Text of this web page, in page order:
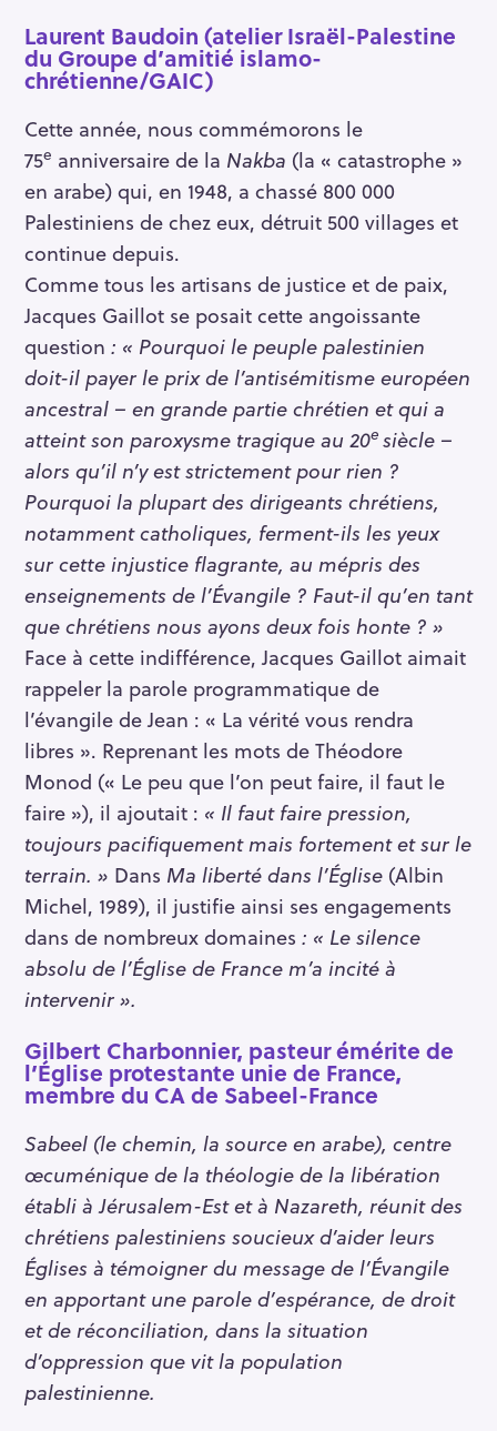
Laurent Baudoin (atelier Israël-Palestine
du Groupe d’amitié islamo-
chrétienne/GAIC)
Cette année, nous commémorons le
75e anniversaire de la Nakba (la « catastrophe »
en arabe) qui, en 1948, a chassé 800 000
Palestiniens de chez eux, détruit 500 villages et
continue depuis.
Comme tous les artisans de justice et de paix,
Jacques Gaillot se posait cette angoissante
question : « Pourquoi le peuple palestinien
doit-il payer le prix de l’antisémitisme européen
ancestral – en grande partie chrétien et qui a
atteint son paroxysme tragique au 20e siècle –
alors qu’il n’y est strictement pour rien ?
Pourquoi la plupart des dirigeants chrétiens,
notamment catholiques, ferment-ils les yeux
sur cette injustice flagrante, au mépris des
enseignements de l’Évangile ? Faut-il qu’en tant
que chrétiens nous ayons deux fois honte ? »
Face à cette indifférence, Jacques Gaillot aimait
rappeler la parole programmatique de
l’évangile de Jean : « La vérité vous rendra
libres ». Reprenant les mots de Théodore
Monod (« Le peu que l’on peut faire, il faut le
faire »), il ajoutait : « Il faut faire pression,
toujours pacifiquement mais fortement et sur le
terrain. » Dans Ma liberté dans l’Église (Albin
Michel, 1989), il justifie ainsi ses engagements
dans de nombreux domaines : « Le silence
absolu de l’Église de France m’a incité à
intervenir ».
Gilbert Charbonnier, pasteur émérite de
l’Église protestante unie de France,
membre du CA de Sabeel-France
Sabeel (le chemin, la source en arabe), centre
œcuménique de la théologie de la libération
établi à Jérusalem-Est et à Nazareth, réunit des
chrétiens palestiniens soucieux d’aider leurs
Églises à témoigner du message de l’Évangile
en apportant une parole d’espérance, de droit
et de réconciliation, dans la situation
d’oppression que vit la population
palestinienne.
e
a
r
c
h
f
o
r